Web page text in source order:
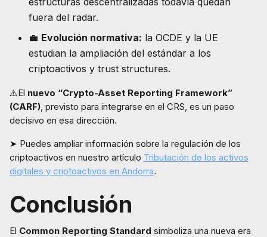
fuera del radar.
💼 Evolución normativa: la OCDE y la UE
estudian la ampliación del estándar a los
criptoactivos y trust structures.
⚠️El nuevo “Crypto-Asset Reporting Framework”
(CARF), previsto para integrarse en el CRS, es un paso
decisivo en esa dirección.
➤ Puedes ampliar información sobre la regulación de los
criptoactivos en nuestro artículo Tributación de los activos
digitales y criptoactivos en Andorra.
Conclusión
El Common Reporting Standard simboliza una nueva era